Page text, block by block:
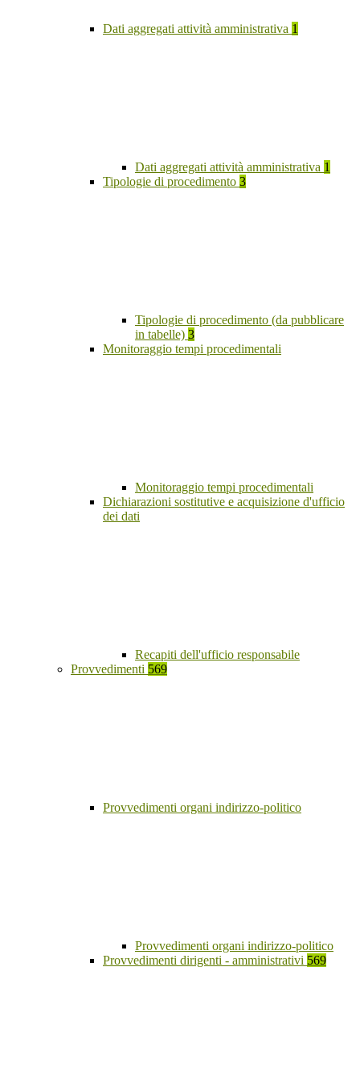
Dati aggregati attività amministrativa 1
Dati aggregati attività amministrativa 1
Tipologie di procedimento 3
Tipologie di procedimento (da pubblicare
in tabelle) 3
Monitoraggio tempi procedimentali
Monitoraggio tempi procedimentali
Dichiarazioni sostitutive e acquisizione d'ufficio
dei dati
Recapiti dell'ufficio responsabile
Provvedimenti 569
Provvedimenti organi indirizzo-politico
Provvedimenti organi indirizzo-politico
Provvedimenti dirigenti - amministrativi 569